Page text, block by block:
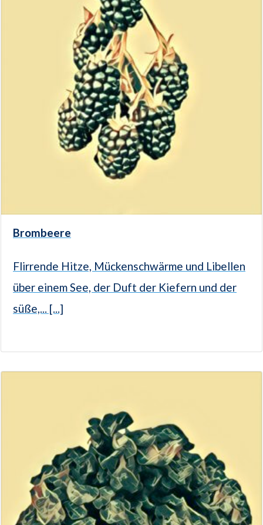
Brombeere
Flirrende Hitze, Mückenschwärme und Libellen
über einem See, der Duft der Kiefern und der
süße,... [...]